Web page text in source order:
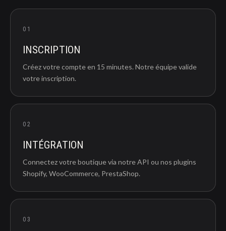
01
INSCRIPTION
Créez votre compte en 15 minutes. Notre équipe valide
votre inscription.
02
INTÉGRATION
Connectez votre boutique via notre API ou nos plugins
Shopify, WooCommerce, PrestaShop.
03